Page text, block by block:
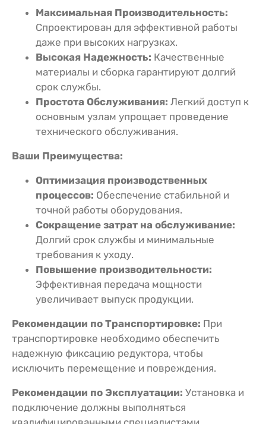
Максимальная Производительность:
Спроектирован для эффективной работы
даже при высоких нагрузках.
Высокая Надежность: Качественные
материалы и сборка гарантируют долгий
срок службы.
Простота Обслуживания: Легкий доступ к
основным узлам упрощает проведение
технического обслуживания.
Ваши Преимущества:
Оптимизация производственных
процессов: Обеспечение стабильной и
точной работы оборудования.
Сокращение затрат на обслуживание:
Долгий срок службы и минимальные
требования к уходу.
Повышение производительности:
Эффективная передача мощности
увеличивает выпуск продукции.
Рекомендации по Транспортировке: При
транспортировке необходимо обеспечить
надежную фиксацию редуктора, чтобы
исключить перемещение и повреждения.
Рекомендации по Эксплуатации: Установка и
подключение должны выполняться